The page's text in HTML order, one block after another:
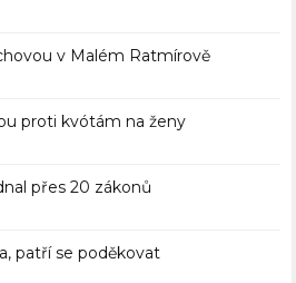
v Malém Ratmírově
proti kvótám na ženy
přes 20 zákonů
patří se poděkovat